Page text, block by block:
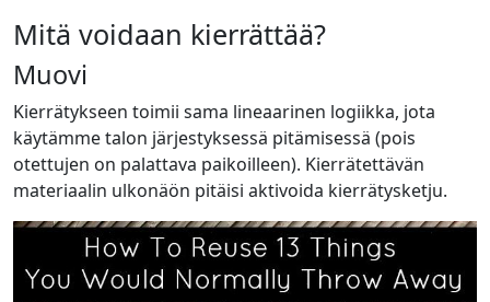
Mitä voidaan kierrättää?
Muovi
Kierrätykseen toimii sama lineaarinen logiikka, jota
käytämme talon järjestyksessä pitämisessä (pois
otettujen on palattava paikoilleen). Kierrätettävän
materiaalin ulkonäön pitäisi aktivoida kierrätysketju.